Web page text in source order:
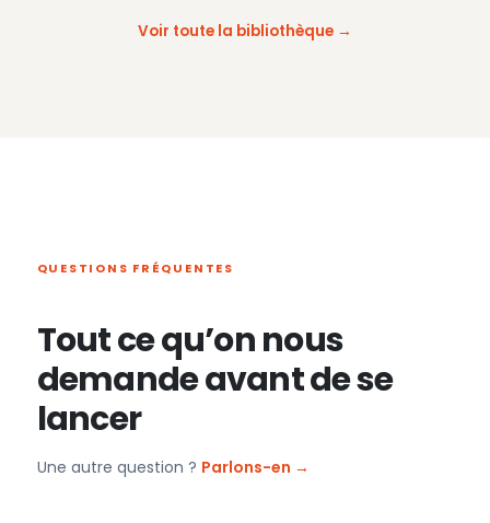
Voir toute la bibliothèque
QUESTIONS FRÉQUENTES
Tout ce qu’on nous
demande avant de se
lancer
Une autre question ? Parlons-en →